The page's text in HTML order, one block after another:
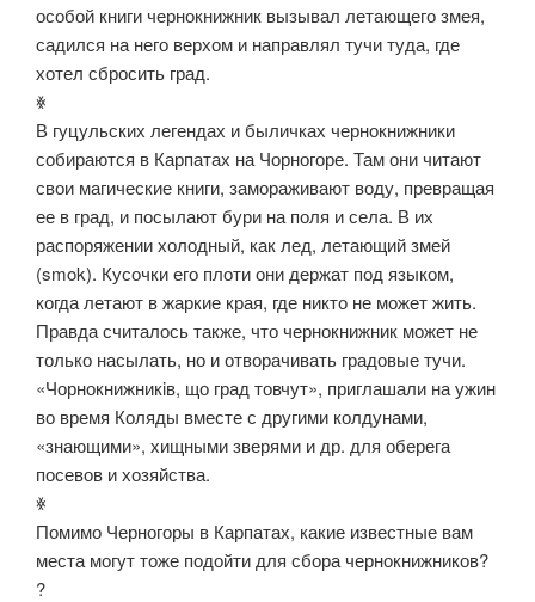
особой книги чернокнижник вызывал летающего змея,
садился на него верхом и направлял тучи туда, где
хотел сбросить град.
ꏍ
В гуцульских легендах и быличках чернокнижники
собираются в Карпатах на Чорногоре. Там они читают
свои магические книги, замораживают воду, превращая
ее в град, и посылают бури на поля и села. В их
распоряжении холодный, как лед, летающий змей
(smok). Кусочки его плоти они держат под языком,
когда летают в жаркие края, где никто не может жить.
Правда считалось также, что чернокнижник может не
только насылать, но и отворачивать градовые тучи.
«Чорнокнижникiв, що град товчут», приглашали на ужин
во время Коляды вместе с другими колдунами,
«знающими», хищными зверями и др. для оберега
посевов и хозяйства.
ꏍ
Помимо Черногоры в Карпатах, какие известные вам
места могут тоже подойти для сбора чернокнижников?
?